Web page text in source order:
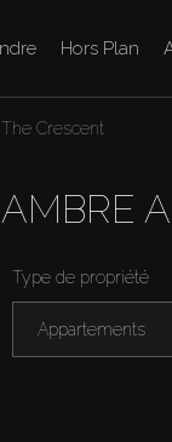
Hors Plan
Crescent
Type de propriété
Appartements